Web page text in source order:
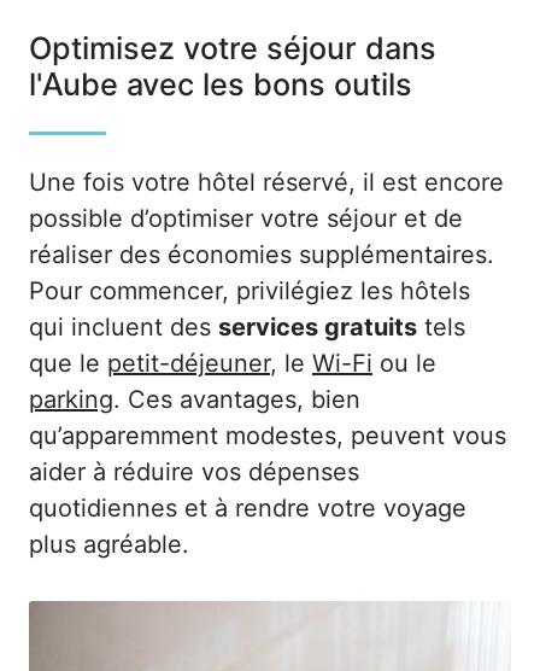
Optimisez votre séjour dans
l'Aube avec les bons outils
Une fois votre hôtel réservé, il est encore
possible d’optimiser votre séjour et de
réaliser des économies supplémentaires.
Pour commencer, privilégiez les hôtels
qui incluent des services gratuits tels
que le petit-déjeuner, le Wi-Fi ou le
parking. Ces avantages, bien
qu’apparemment modestes, peuvent vous
aider à réduire vos dépenses
quotidiennes et à rendre votre voyage
plus agréable.